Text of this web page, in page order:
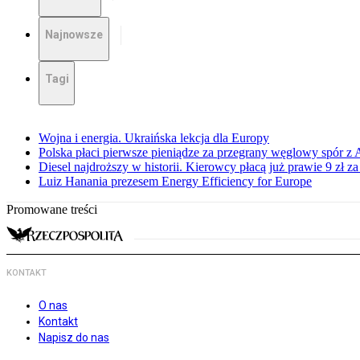
Najnowsze
Tagi
Wojna i energia. Ukraińska lekcja dla Europy
Polska płaci pierwsze pieniądze za przegrany węglowy spór z
Diesel najdroższy w historii. Kierowcy płacą już prawie 9 zł
Luiz Hanania prezesem Energy Efficiency for Europe
Promowane treści
KONTAKT
O nas
Kontakt
Napisz do nas